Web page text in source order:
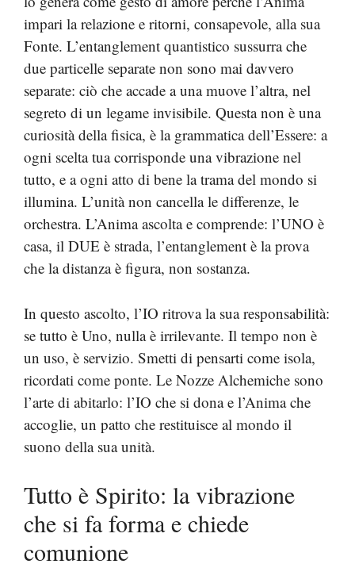
impari la relazione e ritorni, consapevole, alla sua
Fonte. L’entanglement quantistico sussurra che
due particelle separate non sono mai davvero
separate: ciò che accade a una muove l’altra, nel
segreto di un legame invisibile. Questa non è una
curiosità della fisica, è la grammatica dell’Essere: a
ogni scelta tua corrisponde una vibrazione nel
tutto, e a ogni atto di bene la trama del mondo si
illumina. L’unità non cancella le differenze, le
orchestra. L’Anima ascolta e comprende: l’UNO è
casa, il DUE è strada, l’entanglement è la prova
che la distanza è figura, non sostanza.
In questo ascolto, l’IO ritrova la sua responsabilità:
se tutto è Uno, nulla è irrilevante. Il tempo non è
un uso, è servizio. Smetti di pensarti come isola,
ricordati come ponte. Le Nozze Alchemiche sono
l’arte di abitarlo: l’IO che si dona e l’Anima che
accoglie, un patto che restituisce al mondo il
suono della sua unità.
Tutto è Spirito: la vibrazione
che si fa forma e chiede
comunione